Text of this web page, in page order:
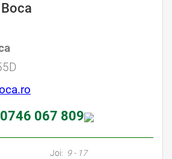
0746 067 809
Joi: 9 - 17